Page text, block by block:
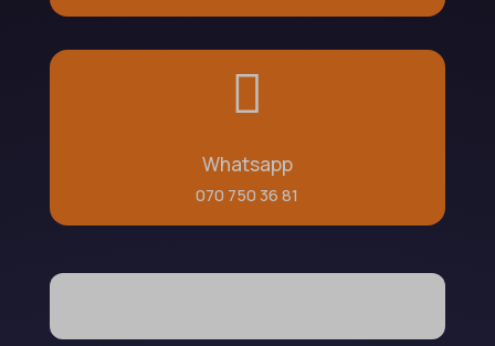

Whatsapp
070 750 36 81